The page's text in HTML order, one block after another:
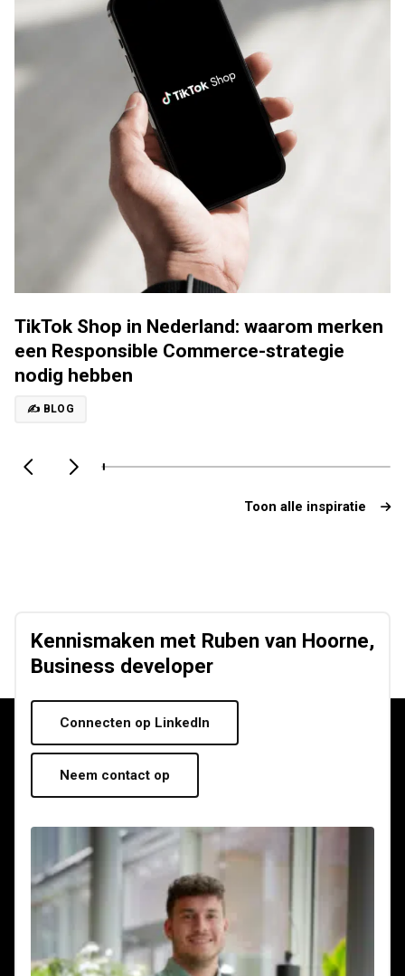
TikTok Shop in Nederland: waarom merken
een Responsible Commerce-strategie
nodig hebben
✍️ BLOG
Toon alle inspiratie
Kennismaken met Ruben van Hoorne,
Business developer
Connecten op LinkedIn
Neem contact op